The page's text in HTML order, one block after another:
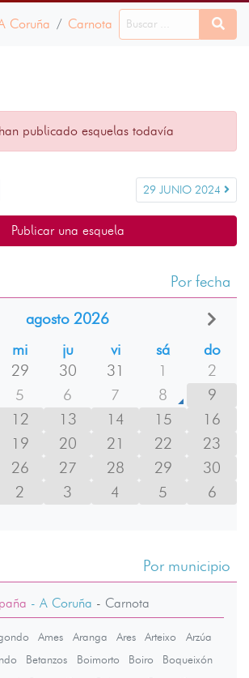
Coruña Carnota 28 JUNIO 2024
publicado esquelas todavía
29 JUNIO 2024
Publicar una esquela
Por fecha
agosto 2026
mi ju vi sá
do
29 30 31 1
2
5 6 7 8
9
12 13 14 15
16
19 20 21 22
23
26 27 28 29
30
2 3 4 5 6
Por municipio
- A Coruña - Carnota
Ames Aranga Ares Arteixo
Arzúa
Betanzos Boimorto Boiro
Boqueixón